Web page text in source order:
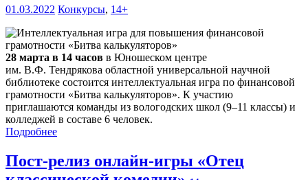
01.03.2022 Конкурсы, 14+
28 марта в 14 часов в Юношеском центре
им. В.Ф. Тендрякова областной универсальной научной
библиотеке состоится интеллектуальная игра по финансовой
грамотности «Битва калькуляторов». К участию
приглашаются команды из вологодских школ (9–11 классы) и
колледжей в составе 6 человек.
Подробнее
Пост-релиз онлайн-игры «Отец